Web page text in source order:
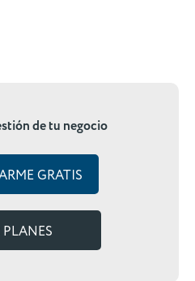
de tu negocio
GRATIS
PLANES